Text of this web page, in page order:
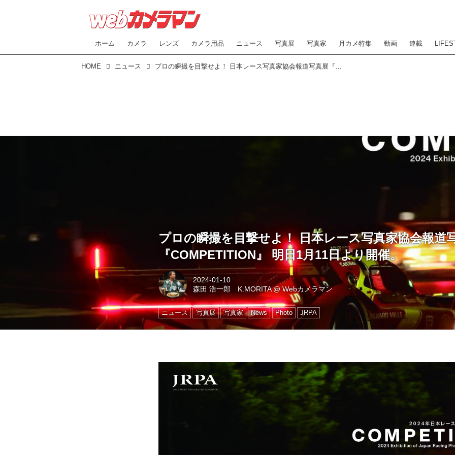
ホーム カメラ レンズ カメラ用品 ニュース 写真展 写真家 月カメ特集 動画 連載
HOME ニュース プロの瞬撮を目撃せよ！ 日本レース写真家協会報道写真展『COMPETITION』 明日1月11日より開催。
プロの瞬撮を目撃せよ！ 日本レース写真家協会報道
『COMPETITION』 明日1月11日より開催。
2024-01-10
森田 浩一郎 K.MORITA@Webカメラマン
ニュース 写真展 写真家 News Photo JRPA